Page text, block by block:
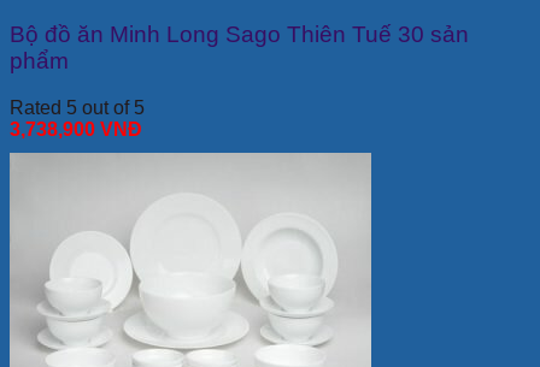
Bộ đồ ăn Minh Long Sago Thiên Tuế 30 sản
phẩm
Rated 5 out of 5
3,738,900 VNĐ